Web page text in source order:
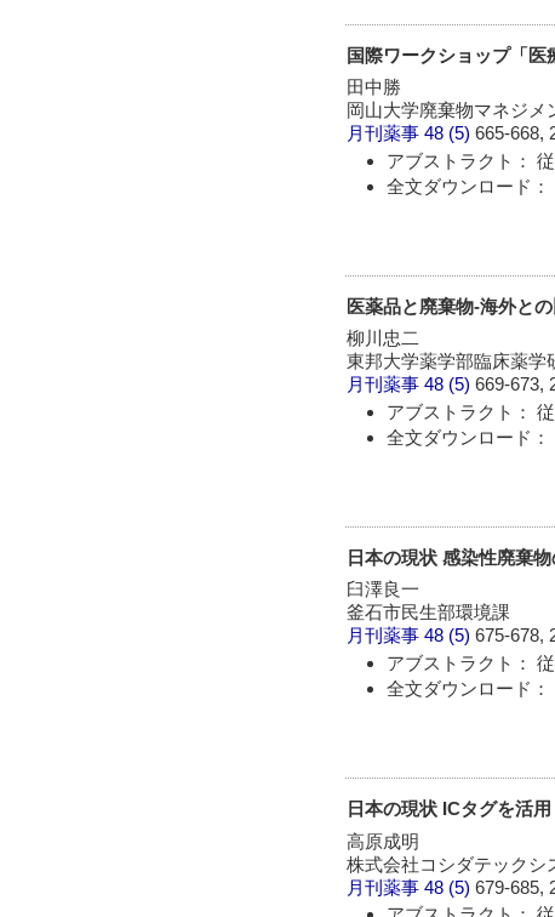
国際ワークショップ「医
田中勝
岡山大学廃棄物マネジメ
月刊薬事 48 (5)665-668,
アブストラクト：
全文ダウンロード：
医薬品と廃棄物-海外と
柳川忠二
東邦大学薬学部臨床薬学
月刊薬事 48 (5)669-673,
アブストラクト：
全文ダウンロード：
日本の現状 感染性廃棄
臼澤良一
釜石市民生部環境課
月刊薬事 48 (5)675-678,
アブストラクト：
全文ダウンロード：
日本の現状 ICタグを活
高原成明
株式会社コシダテックシ
月刊薬事 48 (5)679-685,